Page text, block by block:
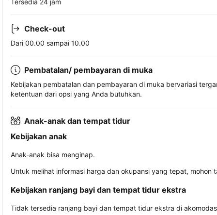
Tersedia 24 jam
Check-out
Dari 00.00 sampai 10.00
Pembatalan/ pembayaran di muka
Kebijakan pembatalan dan pembayaran di muka bervariasi
ketentuan dari opsi yang Anda butuhkan.
Anak-anak dan tempat tidur
Kebijakan anak
Anak-anak bisa menginap.
Untuk melihat informasi harga dan okupansi yang tepat,
Kebijakan ranjang bayi dan tempat tidur ekstra
Tidak tersedia ranjang bayi dan tempat tidur ekstra di